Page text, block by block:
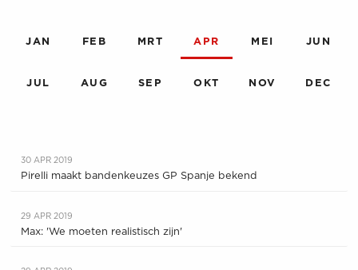
JAN FEB MRT APR MEI JUN
JUL AUG SEP OKT NOV DEC
30 APR 2019
Pirelli maakt bandenkeuzes GP Spanje bekend
29 APR 2019
Max: 'We moeten realistisch zijn'